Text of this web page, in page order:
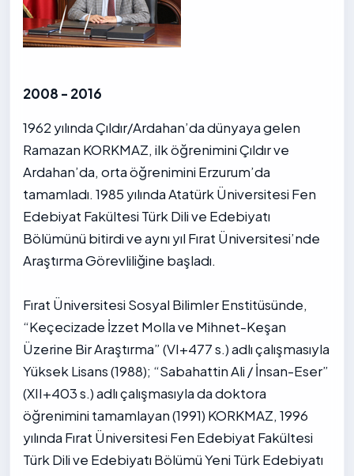
2008 - 2016
1962 yılında Çıldır/Ardahan’da dünyaya gelen
Ramazan KORKMAZ, ilk öğrenimini Çıldır ve
Ardahan’da, orta öğrenimini Erzurum’da
tamamladı. 1985 yılında Atatürk Üniversitesi Fen
Edebiyat Fakültesi Türk Dili ve Edebiyatı
Bölümünü bitirdi ve aynı yıl Fırat Üniversitesi’nde
Araştırma Görevliliğine başladı.
Fırat Üniversitesi Sosyal Bilimler Enstitüsünde,
“Keçecizade İzzet Molla ve Mihnet-Keşan
Üzerine Bir Araştırma” (VI+477 s.) adlı çalışmasıyla
Yüksek Lisans (1988); “Sabahattin Ali / İnsan-Eser”
(XII+403 s.) adlı çalışmasıyla da doktora
öğrenimini tamamlayan (1991) KORKMAZ, 1996
yılında Fırat Üniversitesi Fen Edebiyat Fakültesi
Türk Dili ve Edebiyatı Bölümü Yeni Türk Edebiyatı